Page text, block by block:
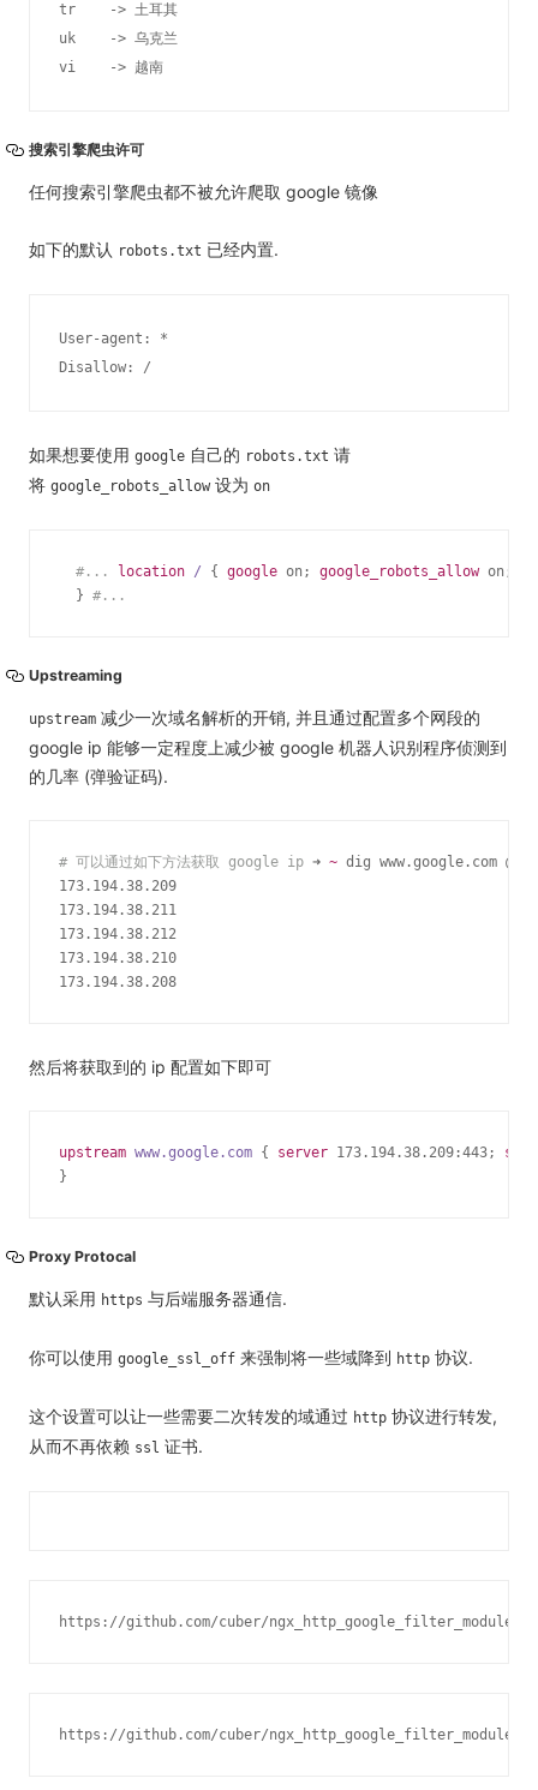
tr    -> 土耳其
uk    -> 乌克兰
vi    -> 越南
搜索引擎爬虫许可
任何搜索引擎爬虫都不被允许爬取 google 镜像
如下的默认 robots.txt 已经内置.
User-agent: *
Disallow: /
如果想要使用 google 自己的 robots.txt 请
将 google_robots_allow 设为 on
#... location / { google on; google_robots_allow on;
  }
#...
Upstreaming
upstream 减少一次域名解析的开销, 并且通过配置多个网段的
google ip 能够一定程度上减少被 google 机器人识别程序侦测到
的几率 (弹验证码).
# 可以通过如下方法获取 google ip ➜ ~ dig www.google.com
173.194.38.209
173.194.38.211
173.194.38.212
173.194.38.210
173.194.38.208
然后将获取到的 ip 配置如下即可
upstream www.google.com { server 173.194.38.209:443;
}
Proxy Protocal
默认采用 https 与后端服务器通信.
你可以使用 google_ssl_off 来强制将一些域降到 http 协议.
这个设置可以让一些需要二次转发的域通过 http 协议进行转发,
从而不再依赖 ssl 证书.
https://github.com/cuber/ngx_http_google_filter_module/